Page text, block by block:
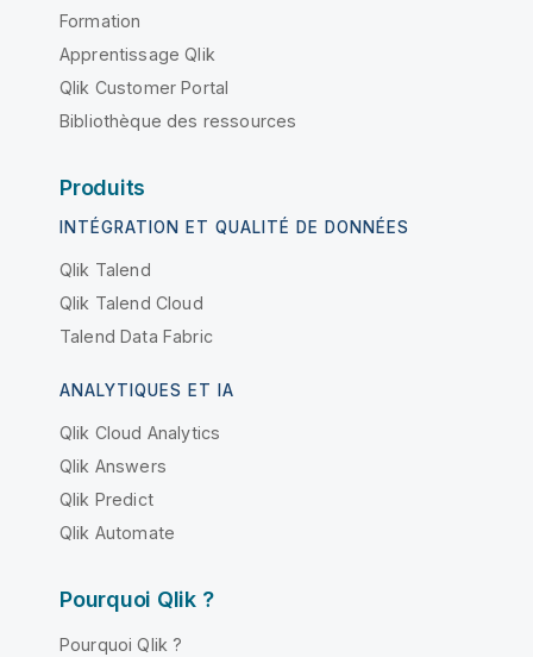
Formation
Apprentissage Qlik
Qlik Customer Portal
Bibliothèque des ressources
Produits
INTÉGRATION ET QUALITÉ DE DONNÉES
Qlik Talend
Qlik Talend Cloud
Talend Data Fabric
ANALYTIQUES ET IA
Qlik Cloud Analytics
Qlik Answers
Qlik Predict
Qlik Automate
Pourquoi Qlik ?
Pourquoi Qlik ?